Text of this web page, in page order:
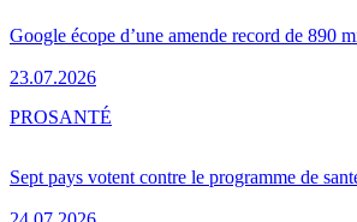
Google écope d’une amende record de 890
23.07.2026
Sept pays votent contre le programme de
PROSANTÉ